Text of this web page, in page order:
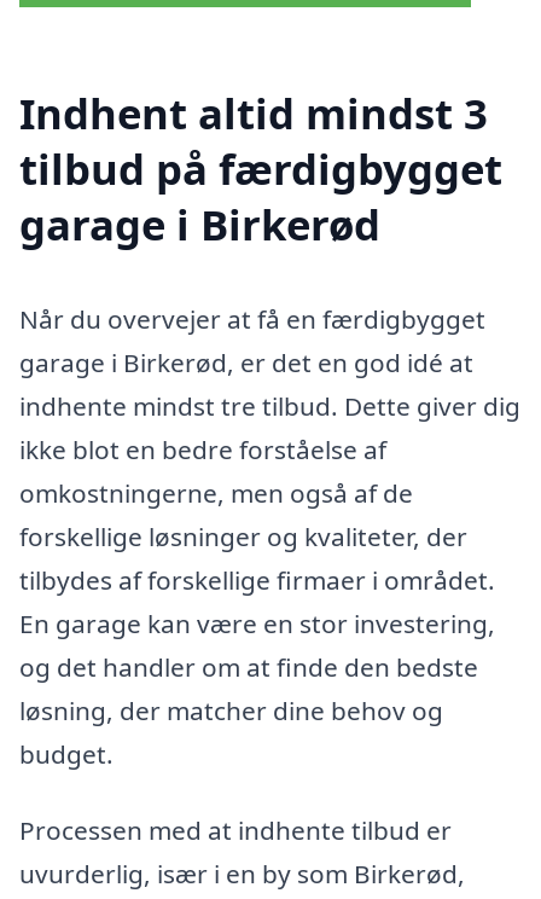
Indhent altid mindst 3
tilbud på færdigbygget
garage i Birkerød
Når du overvejer at få en færdigbygget
garage i Birkerød, er det en god idé at
indhente mindst tre tilbud. Dette giver dig
ikke blot en bedre forståelse af
omkostningerne, men også af de
forskellige løsninger og kvaliteter, der
tilbydes af forskellige firmaer i området.
En garage kan være en stor investering,
og det handler om at finde den bedste
løsning, der matcher dine behov og
budget.
Processen med at indhente tilbud er
uvurderlig, især i en by som Birkerød,